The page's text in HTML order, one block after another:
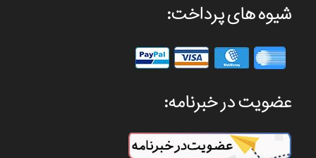
شیوه های پرداخت:
عضویت در خبرنامه: